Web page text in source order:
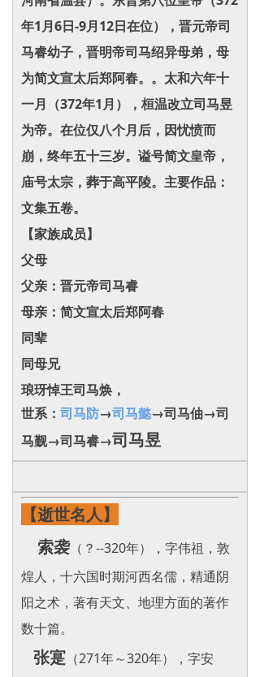
年1月6日-9月12日在位），晋元帝司
马睿幼子，晋明帝司马绍异母弟，母
为简文宣太后郑阿春。。太和六年十
一月（372年1月），桓温改立司马昱
为帝。在位仅八个月后，因忧愤而
崩，终年五十三岁。谥号简文皇帝，
庙号太宗，葬于高平陵。主要作品：
文集五卷。
【家族成员】
父母
父亲：晋元帝司马睿
母亲：简文宣太后郑阿春
同辈
同母兄
琅玡悼王司马焕，
世系： 司马防→司马懿→司马伷→司
马觐→司马睿→司马昱
【逝世名人】
索袭（？--320年），字伟祖，敦
煌人，十六国时期河西名儒，精通阴
阳之术，著有天文、地理方面的著作
数十篇。
张寔 （271年～320年），字安